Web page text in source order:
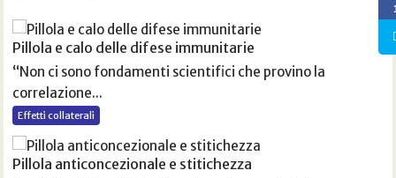
Pillola e calo delle difese immunitarie
“Non ci sono fondamenti scientifici che provino la
correlazione...
Effetti collaterali
Pillola anticoncezionale e stitichezza